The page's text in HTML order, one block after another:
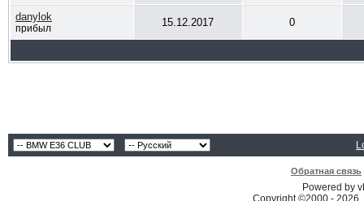
danylok
прибыл 15.12.2017 0
Обратная связь
Powered by
Copyright ©2000 -